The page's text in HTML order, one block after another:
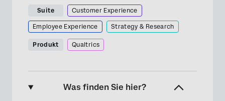
Suite Customer Experience
Employee Experience Strategy & Research
Produkt Qualtrics
Was finden Sie hier?